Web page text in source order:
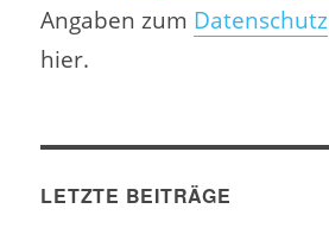
Angaben zum Datenschutz
hier.
LETZTE BEITRÄGE